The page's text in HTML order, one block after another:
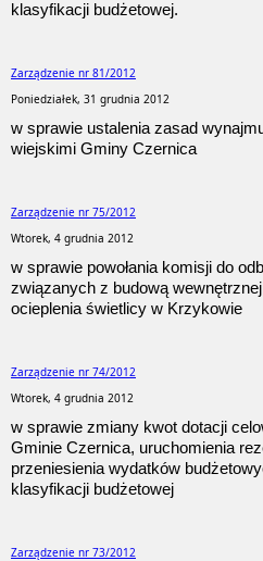
klasyfikacji budżetowej.
Zarządzenie nr 81/2012
Poniedziałek, 31 grudnia 2012
w sprawie ustalenia zasad
wiejskimi Gminy Czernica
Zarządzenie nr 75/2012
Wtorek, 4 grudnia 2012
w sprawie powołania komisji do
związanych z budową
ocieplenia świetlicy w Krzykowie
Zarządzenie nr 74/2012
Wtorek, 4 grudnia 2012
w sprawie zmiany kwot dotacji
Gminie Czernica, uruchomienia
przeniesienia wydatków
klasyfikacji budżetowej
Zarządzenie nr 73/2012